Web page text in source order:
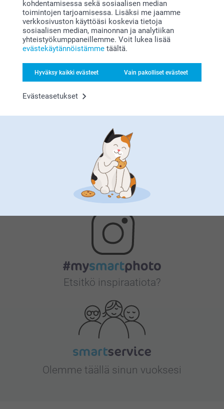
kohdentamisessa sekä sosiaalisen median
toimintojen tarjoamisessa. Lisäksi me jaamme
verkkosivuston käyttöäsi koskevia tietoja
sosiaalisen median, mainonnan ja analytiikan
yhteistyökumppaneillemme. Voit lukea lisää
evästekäytännöistämme täältä.
Hyväksy kaikki evästeet Vain pakolliset evästeet
Evästeasetukset
Miksismartphoto?
Bonusta kaikista tilauksista
Etsitkö inspiraatiota?
Olemme täällä sinun vuoksesi